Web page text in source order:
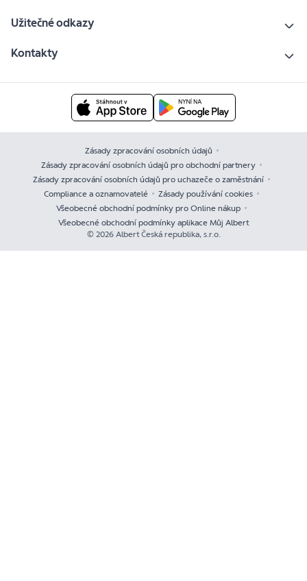
Užitečné odkazy
Kontakty
Zásady zpracování osobních údajů
Zásady zpracování osobních údajů pro obchodní partnery
Zásady zpracování osobních údajů pro uchazeče o zaměstnání
Compliance a oznamovatelé
Zásady používání cookies
Všeobecné obchodní podmínky pro Online nákup
Všeobecné obchodní podmínky aplikace Můj Albert
© 2026 Albert Česká republika, s.r.o.